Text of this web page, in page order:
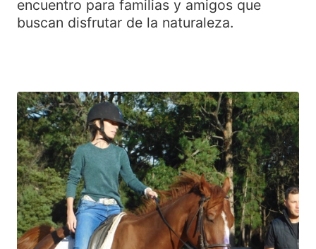
encuentro para familias y amigos que
buscan disfrutar de la naturaleza.